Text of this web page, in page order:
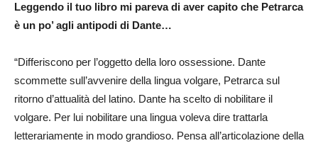
Leggendo il tuo libro mi pareva di aver capito che Petrarca
è un po’ agli antipodi di Dante…
“Differiscono per l’oggetto della loro ossessione. Dante
scommette sull’avvenire della lingua volgare, Petrarca sul
ritorno d’attualità del latino. Dante ha scelto di nobilitare il
volgare. Per lui nobilitare una lingua voleva dire trattarla
letterariamente in modo grandioso. Pensa all’articolazione della